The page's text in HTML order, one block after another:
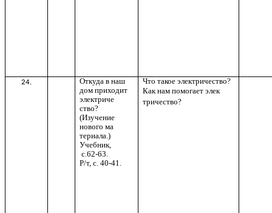
24.
Откуда в наш
дом приходит
электриче
ство?
(Изучение
нового ма
териала.)
Учебник,
с.62-63.
Р/т, с. 40-41.
Что такое электричество?
Как нам помогает элек
тричество?